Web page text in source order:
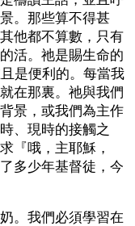
。那些算不得甚
他都不算數，只有
活。祂是賜生命的
是便利的。每當我
在那裏。祂與我們
景，或我們為主作
、現時的接觸之
『哦，主耶穌，
多少年基督徒，今
。我們必須學習在